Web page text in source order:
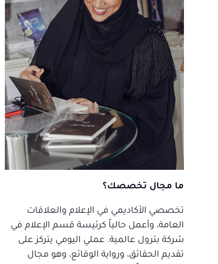
ما مجال تخصصك؟
تخصصي الأكاديمي في الإعلام والعلاقات
العامة، وأعمل حالياً كرئيسة قسم الإعلام في
شركة بترول عالمية. عملي اليومي يتركز على
تقديم الحقائق، ورواية الوقائع، وهو مجال